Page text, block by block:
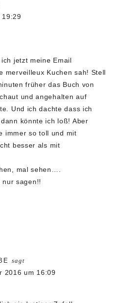
19:29
jetzt meine Email
merveilleux Kuchen sah! Stell
früher das Buch von
und angehalten auf
Und ich dachte dass ich
könnte ich loß! Aber
immer so toll und mit
besser als mit
mal sehen….
nur sagen!!
sagt
2016 um 16:09